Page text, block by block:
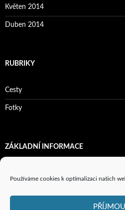
Používáme cookies k optimalizaci našich
Květen 2014
Duben 2014
RUBRIKY
Cesty
Fotky
ZÁKLADNÍ INFORMACE